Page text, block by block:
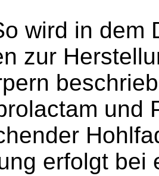
wird in dem
zur
und
erfolgt bei